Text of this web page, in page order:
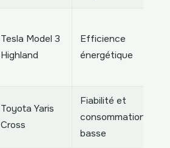
Tesla Model 3
Highland
Efficience
énergétique
Toyota Yaris
Cross
Fiabilité et
consommation
basse